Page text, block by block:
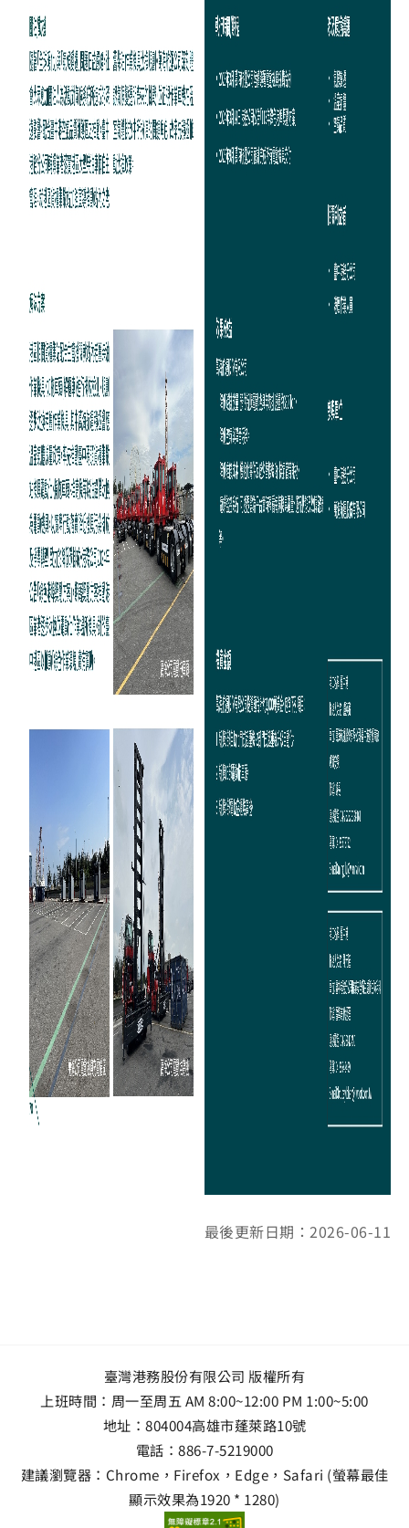
最後更新日期：2026-06-11
臺灣港務股份有限公司 版權所有
上班時間：周一至周五 AM 8:00~12:00 PM 1:00~5:00
地址： 804004高雄市蓬萊路10號
電話： 886-7-5219000
建議瀏覽器：Chrome，Firefox，Edge，Safari (螢幕最佳
顯示效果為1920 * 1280)